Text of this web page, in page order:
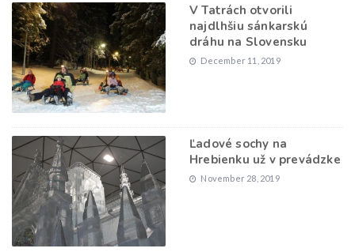
V Tatrách otvorili
najdlhšiu sánkarskú
dráhu na Slovensku
December 11, 2019
Ľadové sochy na
Hrebienku už v prevádzke
November 28, 2019